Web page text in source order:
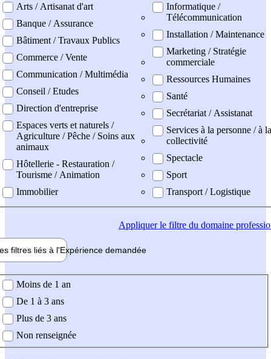
Arts / Artisanat d'art
Banque / Assurance
Bâtiment / Travaux Publics
Commerce / Vente
Communication / Multimédia
Conseil / Etudes
Direction d'entreprise
Espaces verts et naturels /
Agriculture / Pêche / Soins aux
animaux
Hôtellerie - Restauration /
Tourisme / Animation
Immobilier
Informatique /
Télécommunication
Installation / Maintenance
Marketing / Stratégie
commerciale
Ressources Humaines
Santé
Secrétariat / Assistanat
Services à la personne / à la
collectivité
Spectacle
Sport
Transport / Logistique
Appliquerle filtre du domaine
filtres liés à l'Expérience demandée
demandée
Moins de 1 an
De 1 à 3 ans
Plus de 3 ans
Non renseignée